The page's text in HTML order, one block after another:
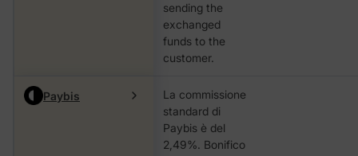
sending the
exchanged
funds to the
customer.
Paybis
La commissione
standard di
Paybis è del
2,49%. Bonifico